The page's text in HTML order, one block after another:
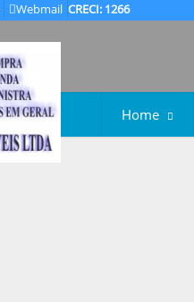
Webmail CRECI: 1266
Home